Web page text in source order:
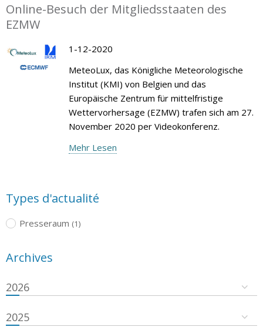
Online-Besuch der Mitgliedsstaaten des
EZMW
1-12-2020
MeteoLux, das Königliche Meteorologische
Institut (KMI) von Belgien und das
Europäische Zentrum für mittelfristige
Wettervorhersage (EZMW) trafen sich am 27.
November 2020 per Videokonferenz.
Mehr Lesen
Types d'actualité
Presseraum (1)
Archives
2026
2025